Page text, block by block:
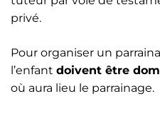
privé.
Pour organiser un
l’enfant doivent être
où aura lieu le parrainage.